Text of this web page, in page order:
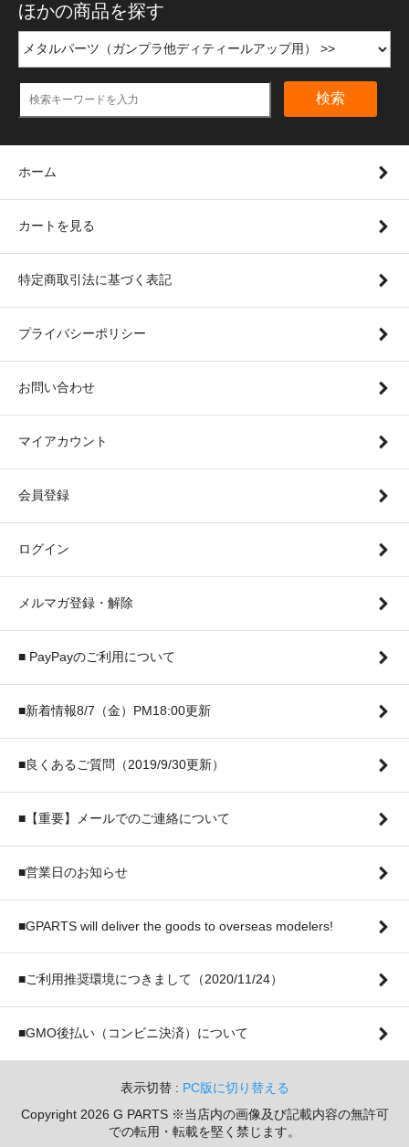
ほかの商品を探す
検索
ホーム
カートを見る
特定商取引法に基づく表記
プライバシーポリシー
お問い合わせ
マイアカウント
会員登録
ログイン
メルマガ登録・解除
■ PayPayのご利用について
■新着情報8/7（金）PM18:00更新
■良くあるご質問（2019/9/30更新）
■【重要】メールでのご連絡について
■営業日のお知らせ
■GPARTS will deliver the goods to overseas modelers!
■ご利用推奨環境につきまして（2020/11/24）
■GMO後払い（コンビニ決済）について
表示切替 : PC版に切り替える
Copyright 2026 G PARTS ※当店内の画像及び記載内容の無許可
での転用・転載を堅く禁じます。